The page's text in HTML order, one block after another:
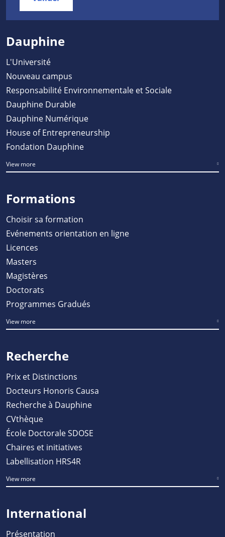
Dauphine
L'Université
Nouveau campus
Responsabilité Environnementale et Sociale
Dauphine Durable
Dauphine Numérique
House of Entrepreneurship
Fondation Dauphine
View more
Formations
Choisir sa formation
Evénements orientation en ligne
Licences
Masters
Magistères
Doctorats
Programmes Gradués
View more
Recherche
Prix et Distinctions
Docteurs Honoris Causa
Recherche à Dauphine
CVthèque
École Doctorale SDOSE
Chaires et initiatives
Labellisation HRS4R
View more
International
Présentation